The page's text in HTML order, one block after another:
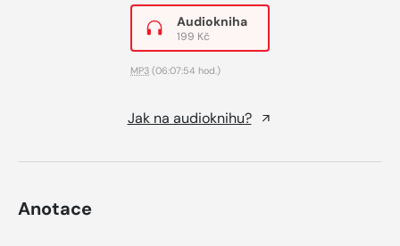
Audiokniha
199 Kč
MP3 (06:07:54 hod.)
Jak na audioknihu?
Anotace